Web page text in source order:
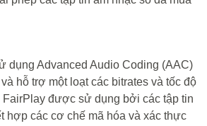
dụng Advanced Audio Coding (AAC)
hỗ trợ một loạt các bitrates và tốc độ
FairPlay được sử dụng bởi các tập tin
hợp các cơ chế mã hóa và xác thực